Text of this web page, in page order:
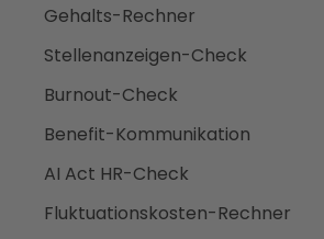
Gehalts-Rechner
Stellenanzeigen-Check
Burnout-Check
Benefit-Kommunikation
AI Act HR-Check
Fluktuationskosten-Rechner